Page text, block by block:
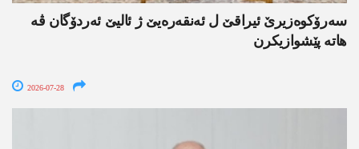
سەرۆکوەزیرێ ئیراقێ ل ئەنقەرەیێ ژ ئالیێ ئەردۆگان ڤە
ھاتە پێشوازیکرن
2026-07-28